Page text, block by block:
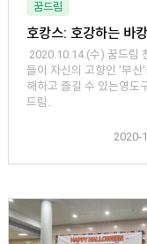
꿈드림
2020.10.14.(수) 꿈드림
들이 자신의 고향인 '부산'
해하고 즐길 수 있는영도
드림..
2020-